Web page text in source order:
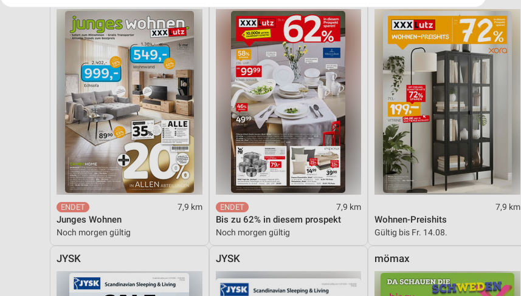
7,9 km
Junges Wohnen
Noch morgen gültig
7,9 km
Bis zu 62% in diesem prospekt
Noch morgen gültig
7,9 km
Wohnen-Preishits
Gültig bis Fr. 14.08.
JYSK JYSK mömax
Erstellung von Profilen zur Personalisierung von Inhalten
Verwendung von Profilen zur Auswahl personalisierter Inhalte
Messung der Werbeleistung
Messung der Performance von Inhalten
Analyse von Zielgruppen durch Statistiken oder Kombinationen von Daten aus verschiedenen
Entwicklung und Verbesserung der Angebote
Verwendung reduzierter Daten zur Auswahl von Inhalten
IAB-Besonderheiten:
Verwendung genauer Standortdaten
Nicht-IAB-Verarbeitungszwecke: